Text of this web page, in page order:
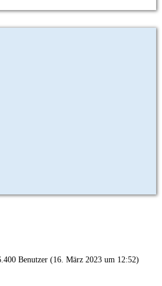
Benutzer (16. März 2023 um 12:52)